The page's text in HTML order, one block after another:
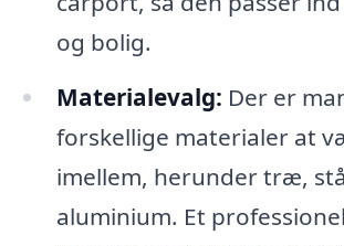
og bolig.
Materialevalg: Der er
forskellige materialer at
imellem, herunder træ,
aluminium. Et